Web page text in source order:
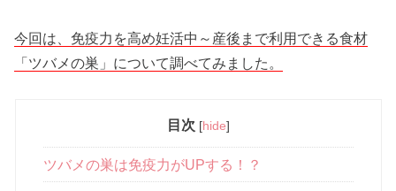
今回は、免疫力を高め妊活中～産後まで利用できる食材
「ツバメの巣」について調べてみました。
目次 [hide]
ツバメの巣は免疫力がUPする！？